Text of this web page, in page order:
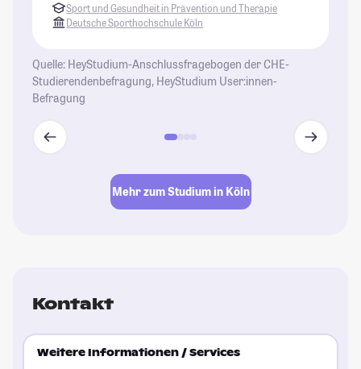
Sport und Gesundheit in Prävention und Therapie
Deutsche Sporthochschule Köln
Quelle: HeyStudium-Anschlussfragebogen der CHE-
Studierendenbefragung, HeyStudium User:innen-
Befragung
Mehr zum Studium in Köln
Kontakt
Weitere Informationen / Services